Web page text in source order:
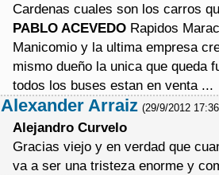
Cardenas cuales son los carros
PABLO ACEVEDO Rapidos
Manicomio y la ultima empresa
mismo dueño la unica que queda
todos los buses estan en venta ...
Alexander Arraiz (29/9/2012
Alejandro Curvelo
Gracias viejo y en verdad que
va a ser una tristeza enorme y